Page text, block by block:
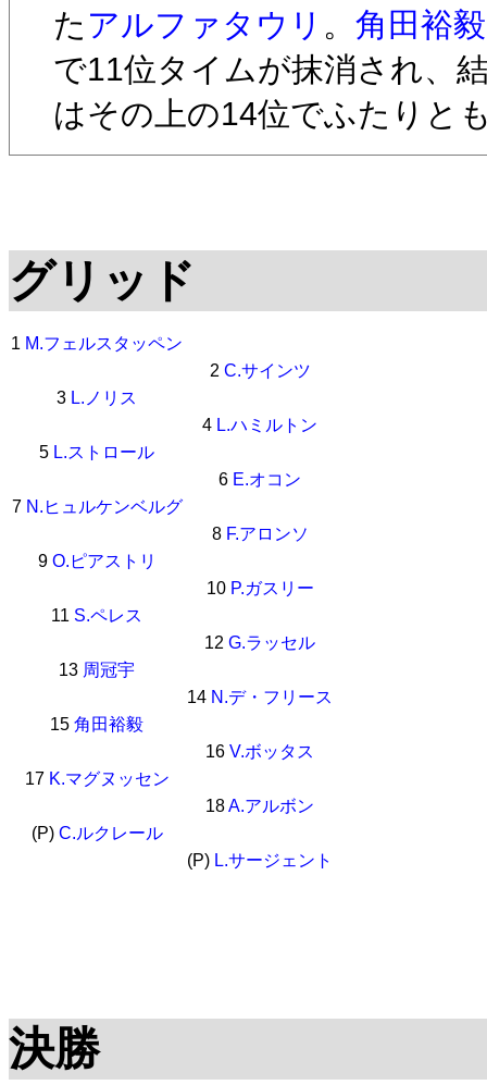
た アルファタウリ 。 角田裕毅
で11位タイムが抹消され、
はその上の14位でふたりと
グリッド
1 M.フェルスタッペン
2 C.サインツ
3 L.ノリス
4 L.ハミルトン
5 L.ストロール
6 E.オコン
7 N.ヒュルケンベルグ
8 F.アロンソ
9 O.ピアストリ
10 P.ガスリー
11 S.ペレス
12 G.ラッセル
13 周冠宇
14 N.デ・フリース
15 角田裕毅
16 V.ボッタス
17 K.マグヌッセン
18A.アルボン
(P) C.ルクレール
(P) L.サージェント
決勝